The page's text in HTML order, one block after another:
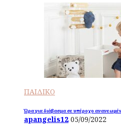
ΠΑΙΔΙΚΟ
Ώρα για διάβασμα σε υπέροχο
apangelis12 05/09/2022